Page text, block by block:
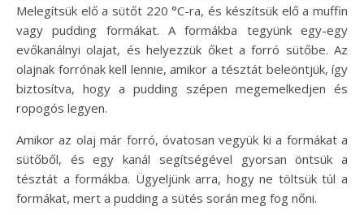
Melegítsük elő a sütőt 220 °C-ra, és készítsük elő a muffin
vagy pudding formákat. A formákba tegyünk egy-egy
evőkanálnyi olajat, és helyezzük őket a forró sütőbe. Az
olajnak forrónak kell lennie, amikor a tésztát beleöntjük, így
biztosítva, hogy a pudding szépen megemelkedjen és
ropogós legyen.
Amikor az olaj már forró, óvatosan vegyük ki a formákat a
sütőből, és egy kanál segítségével gyorsan öntsük a
tésztát a formákba. Ügyeljünk arra, hogy ne töltsük túl a
formákat, mert a pudding a sütés során meg fog nőni.